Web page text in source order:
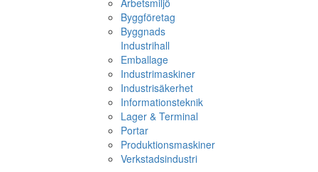
Arbetsmiljö
Byggföretag
Byggnads
Industrihall
Emballage
Industrimaskiner
Industrisäkerhet
Informationsteknik
Lager & Terminal
Portar
Produktionsmaskiner
Verkstadsindustri